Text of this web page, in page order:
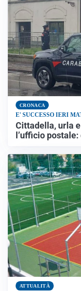
CRONACA
E' SUCCESSO IERI
Cittadella, urla
l’ufficio
ATTUALITÀ